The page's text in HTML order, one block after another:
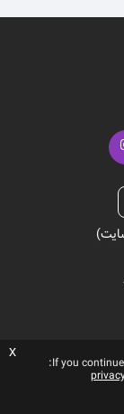
)
If you
x